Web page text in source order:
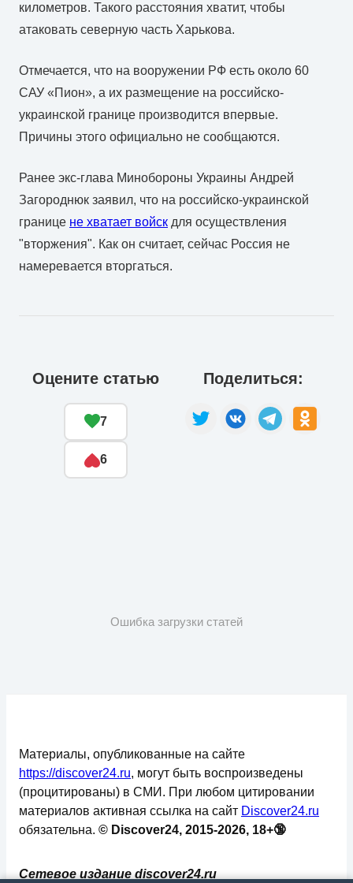
километров. Такого расстояния хватит, чтобы
атаковать северную часть Харькова.
Отмечается, что на вооружении РФ есть около 60
САУ «Пион», а их размещение на российско-
украинской границе производится впервые.
Причины этого официально не сообщаются.
Ранее экс-глава Минобороны Украины Андрей
Загороднюк заявил, что на российско-украинской
границе не хватает войск для осуществления
"вторжения". Как он считает, сейчас Россия не
намеревается вторгаться.
Оцените статью
7
6
Поделиться:
Ошибка загрузки статей
Сетевое издание discover24.ru
Материалы, опубликованные на сайте
https://discover24.ru, могут быть воспроизведены
(процитированы) в СМИ. При любом цитировании
материалов активная ссылка на сайт Discover24.ru
обязательна. © Discover24, 2015-2026, 18+🔞